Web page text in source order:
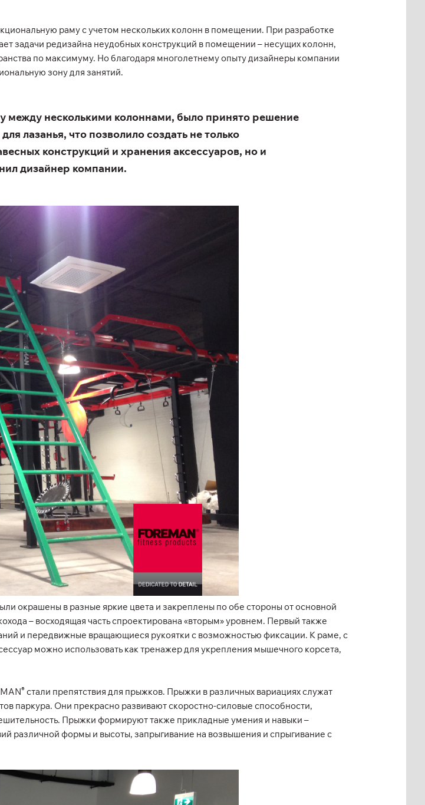
раму с учетом нескольких колонн в помещении. При разработке
задачи редизайна неудобных конструкций в помещении – несущих колонн,
по максимуму. Но благодаря многолетнему опыту дизайнеры компании
зону для занятий.
между несколькими колоннами, было принято решение
лазанья, что позволило создать не только
конструкций и хранения аксессуаров, но и
дизайнер компании.
окрашены в разные яркие цвета и закреплены по обе стороны от основной
– восходящая часть спроектирована «вторым» уровнем. Первый также
и передвижные вращающиеся рукоятки с возможностью фиксации. К раме, с
можно использовать как тренажер для укрепления мышечного корсета,
® стали препятствия для прыжков. Прыжки в различных вариациях служат
паркура. Они прекрасно развивают скоростно-силовые способности,
Прыжки формируют также прикладные умения и навыки –
различной формы и высоты, запрыгивание на возвышения и спрыгивание с